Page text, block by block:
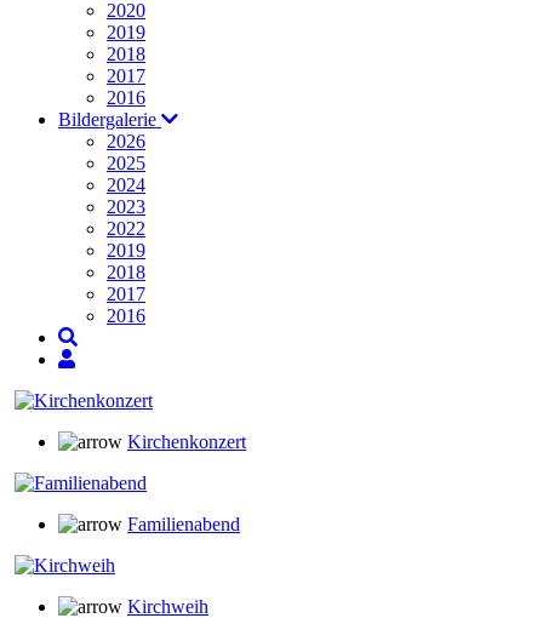
2020
2019
2018
2017
2016
Bildergalerie
2026
2025
2024
2023
2022
2019
2018
2017
2016
Kirchenkonzert
Familienabend
Kirchweih